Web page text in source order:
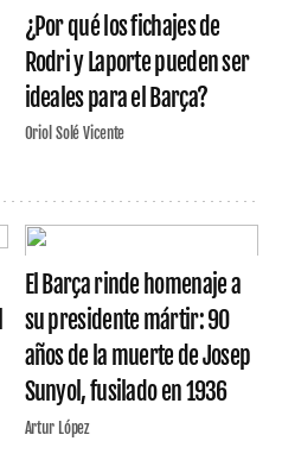
¿Por qué los fichajes de
Rodri y Laporte pueden ser
ideales para el Barça?
Oriol Solé Vicente
El Barça rinde homenaje a
su presidente mártir: 90
años de la muerte de Josep
Sunyol, fusilado en 1936
Artur López